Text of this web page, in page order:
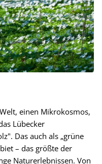
einen Mikrokosmos,
Lübecker
Das auch als „grüne
– das größte der
Naturerlebnissen. Von